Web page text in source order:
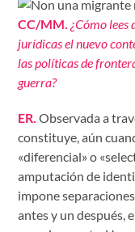
CC/MM.¿Cómo lees
jurídicas el nuevo
las políticas de
guerra?
ER.Observada a
constituye, aún
«diferencial» o
amputación de
impone
antes y un después,